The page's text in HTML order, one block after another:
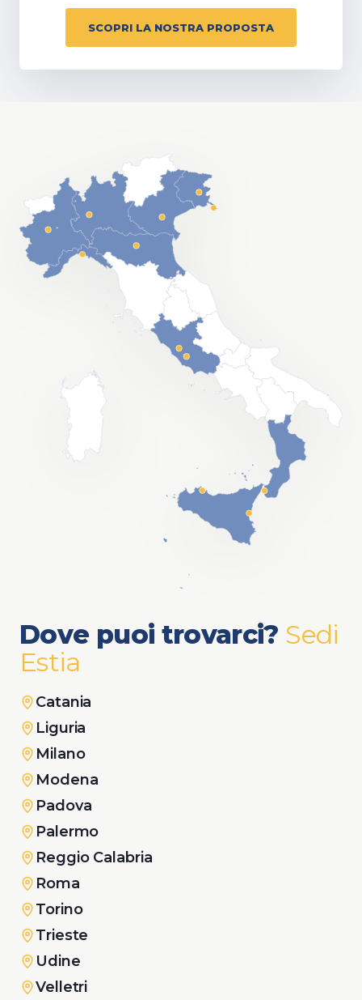
SCOPRI LA NOSTRA PROPOSTA
Dove puoi trovarci? Sedi
Estia
Catania
Liguria
Milano
Modena
Padova
Palermo
Reggio Calabria
Roma
Torino
Trieste
Udine
Velletri